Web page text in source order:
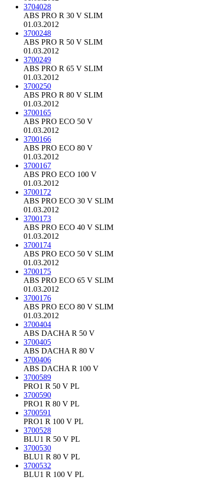
3704028
ABS PRO R 30 V SLIM
01.03.2012
3700248
ABS PRO R 50 V SLIM
01.03.2012
3700249
ABS PRO R 65 V SLIM
01.03.2012
3700250
ABS PRO R 80 V SLIM
01.03.2012
3700165
ABS PRO ECO 50 V
01.03.2012
3700166
ABS PRO ECO 80 V
01.03.2012
3700167
ABS PRO ECO 100 V
01.03.2012
3700172
ABS PRO ECO 30 V SLIM
01.03.2012
3700173
ABS PRO ECO 40 V SLIM
01.03.2012
3700174
ABS PRO ECO 50 V SLIM
01.03.2012
3700175
ABS PRO ECO 65 V SLIM
01.03.2012
3700176
ABS PRO ECO 80 V SLIM
01.03.2012
3700404
ABS DACHA R 50 V
3700405
ABS DACHA R 80 V
3700406
ABS DACHA R 100 V
3700589
PRO1 R 50 V PL
3700590
PRO1 R 80 V PL
3700591
PRO1 R 100 V PL
3700528
BLU1 R 50 V PL
3700530
BLU1 R 80 V PL
3700532
BLU1 R 100 V PL